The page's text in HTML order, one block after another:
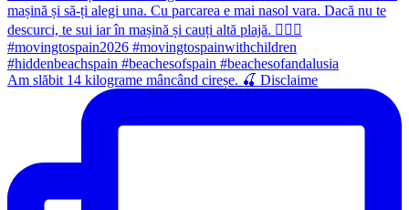
Am slăbit 14 kilograme mâncând cireșe. 🍒 Disclaime